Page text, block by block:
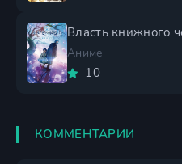
Власть книжного
Аниме
10
КОММЕНТАРИИ